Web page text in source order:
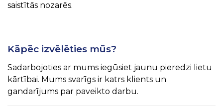
saistītās nozarēs.
Kāpēc izvēlēties mūs?
Sadarbojoties ar mums iegūsiet jaunu pieredzi lietu
kārtībai. Mums svarīgs ir katrs klients un
gandarījums par paveikto darbu.